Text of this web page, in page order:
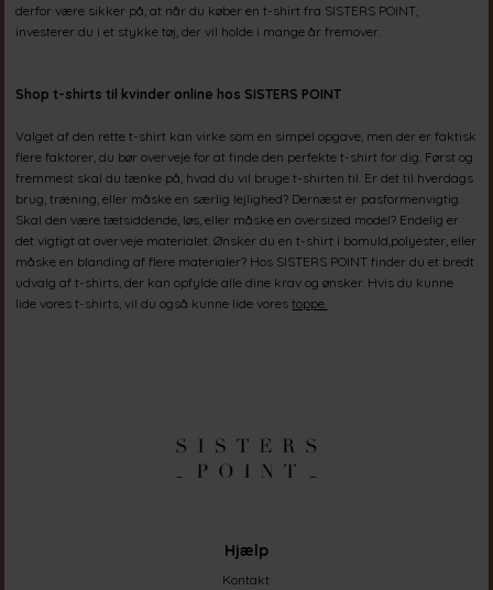
derfor være sikker på, at når du køber en t-shirt fra SISTERS POINT,
investerer du i et stykke tøj, der vil holde i mange år fremover.
Shop t-shirts til kvinder online hos SISTERS POINT
Valget af den rette t-shirt kan virke som en simpel opgave, men der er faktisk
flere faktorer, du bør overveje for at finde den perfekte t-shirt for dig. Først og
fremmest skal du tænke på, hvad du vil bruge t-shirten til. Er det til hverdags
brug, træning, eller måske en særlig lejlighed? Dernæst er pasformenvigtig.
Skal den være tætsiddende, løs, eller måske en oversized model? Endelig er
det vigtigt at overveje materialet. Ønsker du en t-shirt i bomuld,polyester, eller
måske en blanding af flere materialer? Hos SISTERS POINT finder du et bredt
udvalg af t-shirts, der kan opfylde alle dine krav og ønsker. Hvis du kunne
lide vores t-shirts, vil du også kunne lide vorestoppe.
Hjælp
Kontakt